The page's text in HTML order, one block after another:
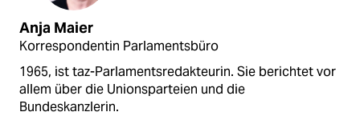
Anja Maier
Korrespondentin Parlamentsbüro
1965, ist taz-Parlamentsredakteurin. Sie berichtet vor
allem über die Unionsparteien und die
Bundeskanzlerin.